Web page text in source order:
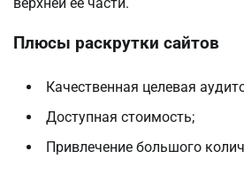
Плюсы раскрутки сайтов
Качественная целевая
Доступная стоимость;
Привлечение большого